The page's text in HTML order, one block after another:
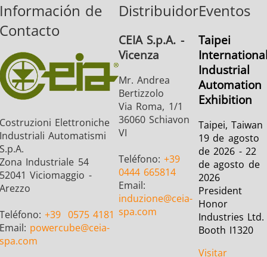
Semiconductor Sujetador Tubo y
de
Elettroniche
Automatismi
Industriale 54
Viciomaggio -
+39 0575 4181
powercube@ceia-
Distribuidor
CEIA S.p.A. -
Vicenza
Mr. Andrea
Bertizzolo
Via Roma, 1/1
36060 Schiavon
VI
Teléfono:+39
0444 665814
Email:
induzione@ceia-
spa.com
Eventos
Taipei
Industrial
Automation
Exhibition
Taipei, Taiwan
19 de agosto
de 2026 - 22
de agosto de
2026
President
Honor
Industries Ltd.
Booth I1320
Visitar